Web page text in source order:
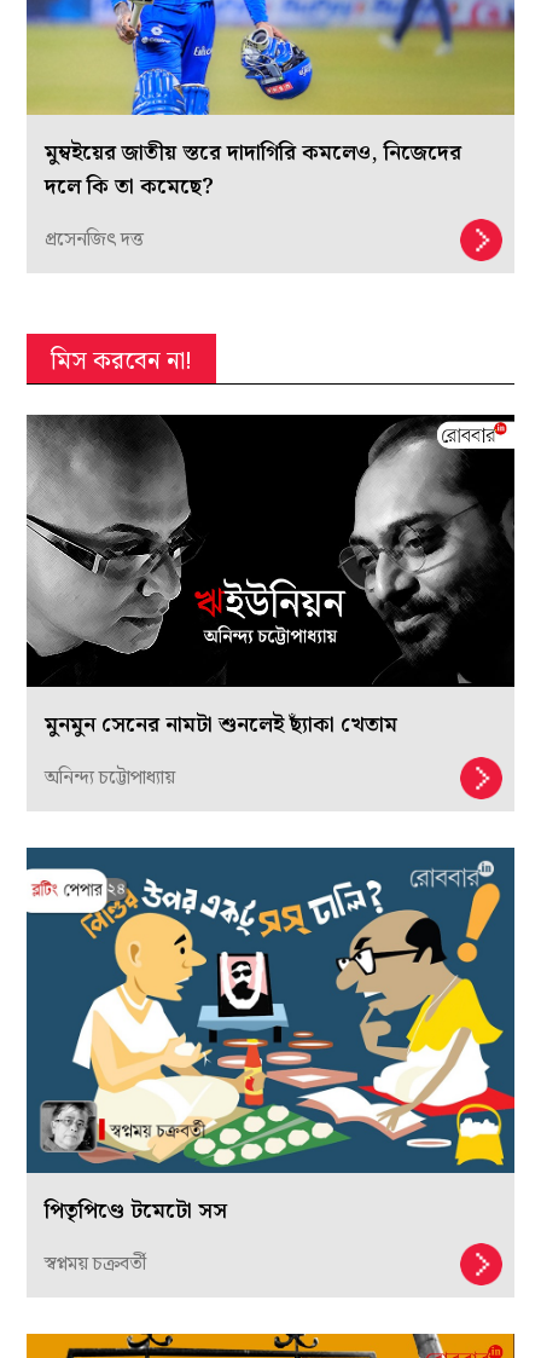
মুম্বইয়ের জাতীয় স্তরে দাদাগিরি কমলেও, নিজেদের
দলে কি তা কমেছে?
প্রসেনজিৎ দত্ত
মিস করবেন না!
মুনমুন সেনের নামটা শুনলেই ছ্যাঁকা খেতাম
অনিন্দ্য চট্টোপাধ্যায়
পিতৃপিণ্ডে টমেটো সস
স্বপ্নময় চক্রবর্তী